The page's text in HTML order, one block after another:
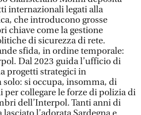
internazionali legati alla
che introducono grosse
chiave come la gestione
di sicurezza di rete.
sfida, in ordine temporale:
Dal 2023 guida l’ufficio di
progetti strategici in
solo: si occupa, insomma, di
per collegare le forze di polizia di
dell’Interpol. Tanti anni di